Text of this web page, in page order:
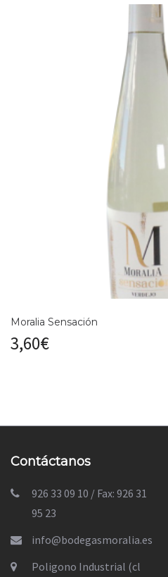
Moralia Sensación
3,60€
Contáctanos
926 33 09 10 / Fax: 926 31
95 23
info@bodegasmoralia.es
Poligono Industrial (cl